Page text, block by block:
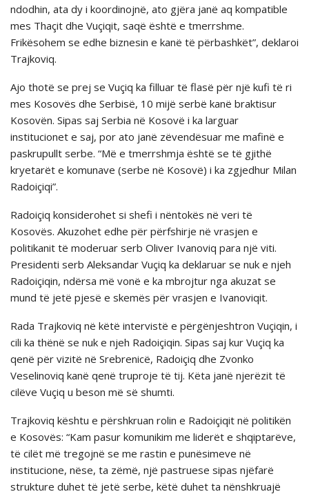
ndodhin, ata dy i koordinojnë, ato gjëra janë aq kompatible
mes Thaçit dhe Vuçiqit, saqë është e tmerrshme.
Frikësohem se edhe biznesin e kanë tё pёrbashkёt”, deklaroi
Trajkoviq.
Ajo thotë se prej se Vuçiq ka filluar të flasë për një kufi të ri
mes Kosovës dhe Serbisë, 10 mijë serbë kanë braktisur
Kosovën. Sipas saj Serbia në Kosovë i ka larguar
institucionet e saj, por ato janë zëvendësuar me mafinë e
paskrupullt serbe. “Më e tmerrshmja është se të gjithë
kryetarët e komunave (serbe në Kosovë) i ka zgjedhur Milan
Radoiçiqi”.
Radoiçiq konsiderohet si shefi i nëntokës në veri të
Kosovës. Akuzohet edhe për përfshirje në vrasjen e
politikanit të moderuar serb Oliver Ivanoviq para një viti.
Presidenti serb Aleksandar Vuçiq ka deklaruar se nuk e njeh
Radoiçiqin, ndërsa më vonë e ka mbrojtur nga akuzat se
mund të jetë pjesë e skemës për vrasjen e Ivanoviqit.
Rada Trajkoviq në këtë intervistë e përgënjeshtron Vuçiqin, i
cili ka thënë se nuk e njeh Radoiçiqin. Sipas saj kur Vuçiq ka
qenë për vizitë në Srebrenicë, Radoiçiq dhe Zvonko
Veselinoviq kanë qenë truproje të tij. Këta janë njerëzit të
cilëve Vuçiq u beson më së shumti.
Trajkoviq kështu e përshkruan rolin e Radoiçiqit në politikën
e Kosovës: “Kam pasur komunikim me liderët e shqiptarëve,
të cilët më tregojnë se me rastin e punësimeve në
institucione, nëse, ta zëmë, një pastruese sipas njëfarë
strukture duhet të jetë serbe, këtë duhet ta nënshkruajë